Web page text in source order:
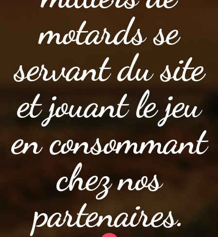
motards se
servant du site
et jouant le jeu
en consommant
chez nos
partenaires.